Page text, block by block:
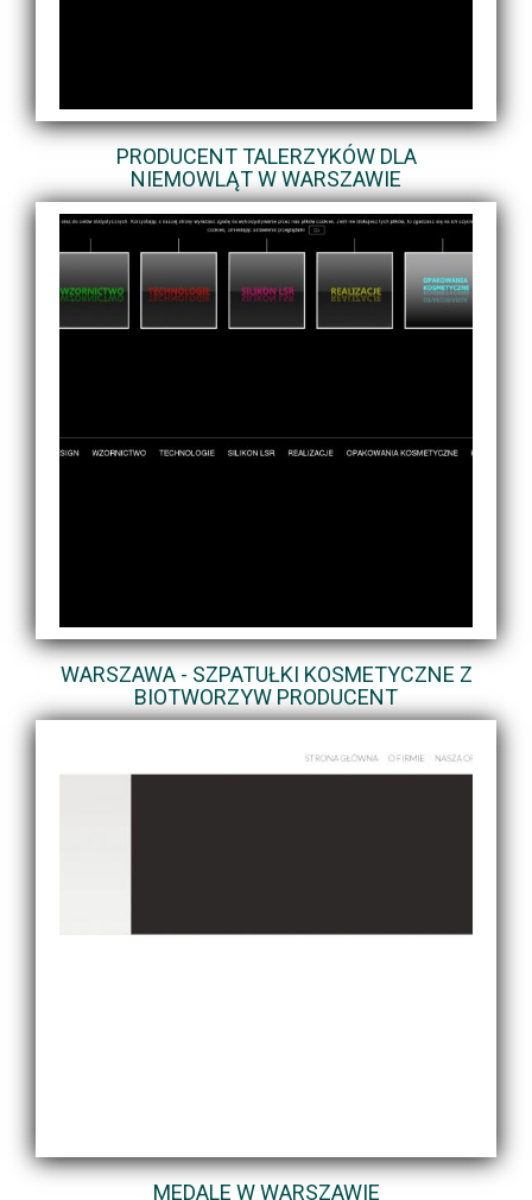
PRODUCENT TALERZYKÓW DLA
NIEMOWLĄT W WARSZAWIE
WARSZAWA - SZPATUŁKI KOSMETYCZNE Z
BIOTWORZYW PRODUCENT
MEDALE W WARSZAWIE